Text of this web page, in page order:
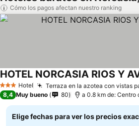
Cómo los pagos afectan nuestro ranking
3 Estrellas
Hotel Terraza en la azotea con vistas
HOTEL NORCASIA RIOS Y
8,4 Muy bueno 80 a 0.8 km de: Centro
Elige fechas para ver los precios